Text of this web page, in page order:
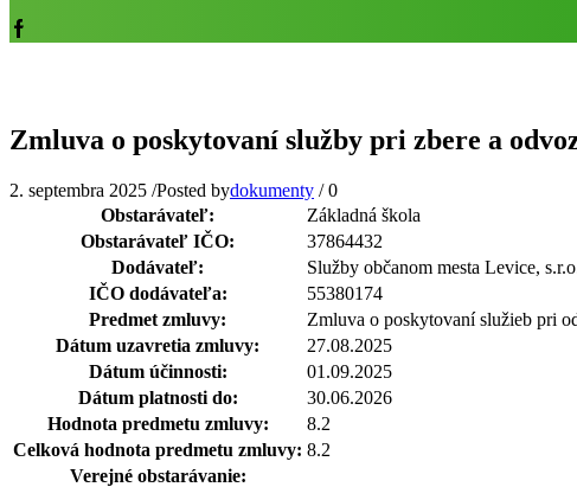
Facebook
Zmluva o poskytovaní služby pri zbere a
2. septembra 2025 /Posted bydokumenty / 0
Obstarávateľ:
Základná škola
Obstarávateľ IČO:
37864432
Dodávateľ:
Služby občanom mesta Levice,
IČO dodávateľa:
55380174
Predmet zmluvy:
Zmluva o poskytovaní služieb pri
Dátum uzavretia zmluvy:
27.08.2025
Dátum účinnosti:
01.09.2025
Dátum platnosti do:
30.06.2026
Hodnota predmetu zmluvy:
8.2
Celková hodnota predmetu zmluvy: 8.2
Verejné obstarávanie: